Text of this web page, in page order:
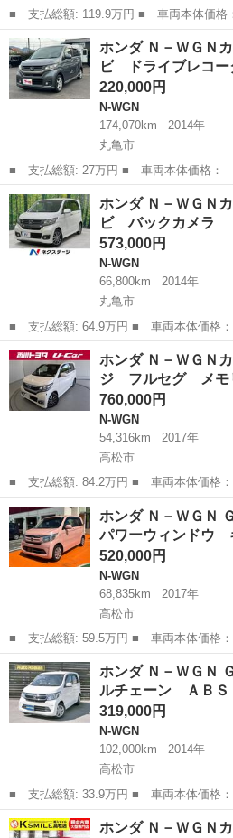
■ 支払総額: 119.9万円 ■ 車両本体価格： 1,125,000 円 ■ メーカ
ー名： ホンダ ■ 車種名： Ｎ－ＷＧ
タイル＋ビター 純正８型ディスプレイ
減装置 ...
香川 丸亀市 N-WGN
ホンダ Ｎ－ＷＧＮ
ビ ドライブレコ
220,000円
N-WGN
174,070km
2014年
丸亀市
■ 支払総額: 27万円 ■ 車両本体価格： 220,000 円 ■ メーカー
名： ホンダ ■ 車種名： Ｎ－ＷＧＮ
Ｇ ギャザーズナビ ドライブレコーダ
ートキー オート...
香川 丸亀市 N-WGN
ホンダ Ｎ－ＷＧＮ
ビ バックカメラ
573,000円
N-WGN
66,800km
2014年
丸亀市
■ 支払総額: 64.9万円 ■ 車両本体価格： 573,000 円 ■ メーカー
名： ホンダ ■ 車種名： Ｎ－ＷＧＮ
Ｇ 純正ＳＤナビ バックカメラ ドラ
ヘッド ＥＴ...
香川 丸亀市 N-WGN
ホンダ Ｎ－ＷＧＮ
ジ フルセグ メモ
760,000円
N-WGN
54,316km
2017年
高松市
■ 支払総額: 84.2万円 ■ 車両本体価格： 760,000 円 ■ メーカー
名： ホンダ ■ 車種名： Ｎ－ＷＧＮ
Ｇ ＳＳパッケージ フルセグ メモリ
ジックプレイ...
香川 高松市 N-WGN
ホンダ Ｎ－ＷＧ
パワーウィンド
520,000円
N-WGN
68,835km
2017年
高松市
■ 支払総額: 59.5万円 ■ 車両本体価格： 520,000 円 ■ メーカー
名： ホンダ ■ 車種名： Ｎ－ＷＧＮ
コン パワステ パワーウィンドウ キ
チシート バ...
香川 高松市 N-WGN
ホンダ Ｎ－ＷＧＮ
ルチェーン ＡＢ
319,000円
N-WGN
102,000km
2014年
高松市
■ 支払総額: 33.9万円 ■ 車両本体価格： 319,000 円 ■ メーカー
名： ホンダ ■ 車種名： Ｎ－ＷＧＮ
ッケージ タイベルチェーン ＡＢＳ
香川 高松市 N-WGN
ホンダ Ｎ－ＷＧＮ